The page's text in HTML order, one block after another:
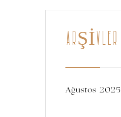
ARŞIVLER
Ağustos 2025